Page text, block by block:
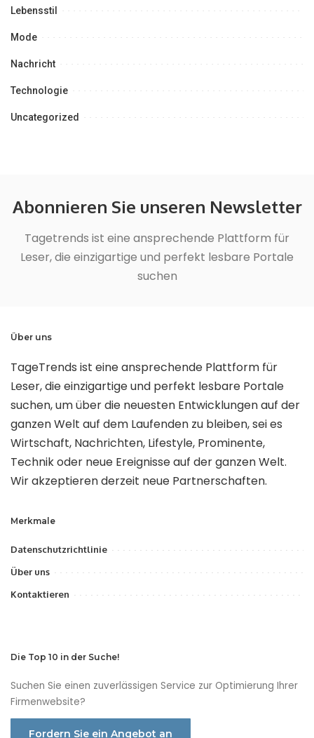
Lebensstil
Mode
Nachricht
Technologie
Uncategorized
Abonnieren Sie unseren Newsletter
Tagetrends ist eine ansprechende Plattform für
Leser, die einzigartige und perfekt lesbare Portale
suchen
Über uns
TageTrends ist eine ansprechende Plattform für
Leser, die einzigartige und perfekt lesbare Portale
suchen, um über die neuesten Entwicklungen auf der
ganzen Welt auf dem Laufenden zu bleiben, sei es
Wirtschaft, Nachrichten, Lifestyle, Prominente,
Technik oder neue Ereignisse auf der ganzen Welt.
Wir akzeptieren derzeit neue Partnerschaften.
Merkmale
Datenschutzrichtlinie
Über uns
Kontaktieren
Die Top 10 in der Suche!
Suchen Sie einen zuverlässigen Service zur Optimierung Ihrer
Firmenwebsite?
Fordern Sie ein Angebot an